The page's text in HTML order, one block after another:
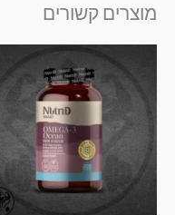
מוצרים קשורים